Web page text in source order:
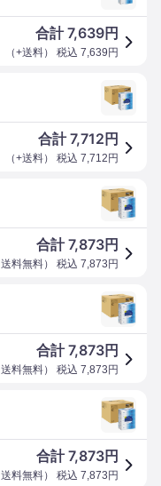
合計7,639円
（+送料） 税込 7,639 円
合計7,712 円
（+送料） 税込 7,712 円
合計7,873円
送料無料） 税込 7,873 円
合計7,873円
送料無料） 税込 7,873 円
合計7,873円
送料無料） 税込 7,873 円